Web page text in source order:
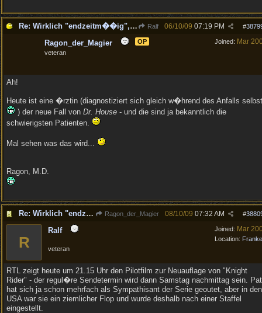
Re: Wirklich "endzeitm��ig", oder was?! Ralf #
06/10/09 07:19 PM
Joined: Mar
Ragon_der_Magier
OP
veteran
Ah!
Heute ist eine �rztin (diagnostiziert sich gleich w�hrend des Anfalls selbst
) der neue Fall von Dr. House - und die sind ja bekanntlich die
schwierigsten Patienten.
Mal sehen was das wird...
Ragon, M.D.
Re: Wirklich "endzeitm��ig", oder was?! Ragon_der_Magier #
08/10/09 07:32 AM
Joined: Mar
Location:
R
Ralf
veteran
RTL zeigt heute um 21.15 Uhr den Pilotfilm zur Neuauflage von "Knight
Rider" - der regul�re Sendetermin wird dann Samstag nachmittag sein. Pat
hat sich ja schon mehrfach als Sympathisant der Serie geoutet, aber in den
USA war sie ein ziemlicher Flop und wurde deshalb nach einer Staffel
eingestellt.